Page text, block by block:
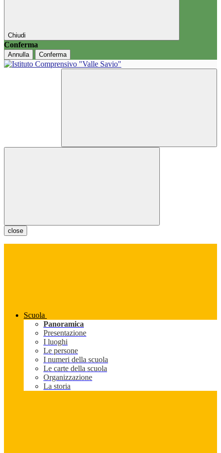
Chiudi
Conferma
Annulla Conferma
close
Scuola
Panoramica
Presentazione
I luoghi
Le persone
I numeri della scuola
Le carte della scuola
Organizzazione
La storia